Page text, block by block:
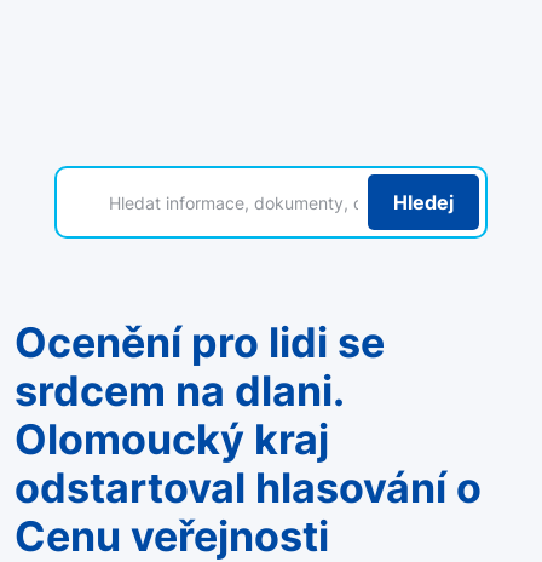
Hledej
Ocenění pro lidi se
srdcem na dlani.
Olomoucký kraj
odstartoval hlasování o
Cenu veřejnosti